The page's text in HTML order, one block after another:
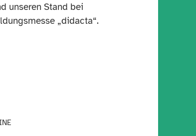
unseren Stand bei
„didacta“.